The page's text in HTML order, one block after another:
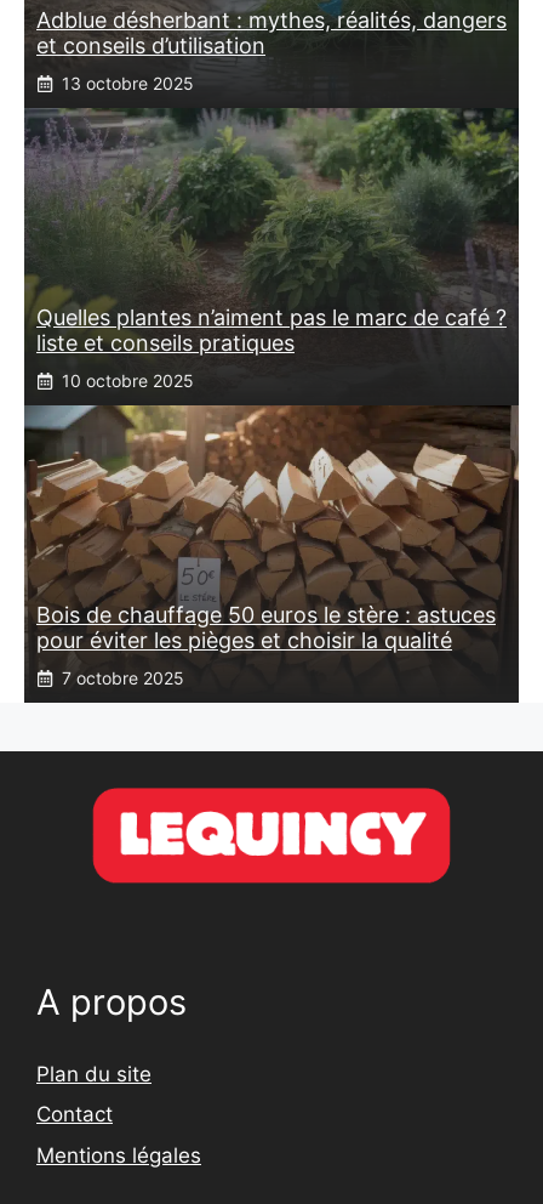
Adblue désherbant : mythes, réalités, dangers
et conseils d’utilisation
13 octobre 2025
Quelles plantes n’aiment pas le marc de café ?
liste et conseils pratiques
10 octobre 2025
Bois de chauffage 50 euros le stère : astuces
pour éviter les pièges et choisir la qualité
7 octobre 2025
A propos
Plan du site
Contact
Mentions légales